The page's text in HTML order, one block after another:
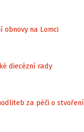
obnovy na Lomci
diecézní rady
za péči o stvoření